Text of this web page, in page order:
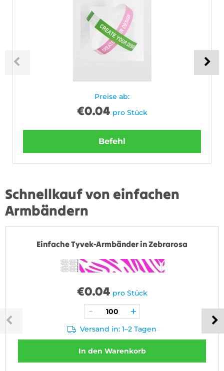
Preise ab:
€0.04 pro Stück
Befehl
Schnellkauf von einfachen
Armbändern
Einfache Tyvek-Armbänder in Zebrarosa
€0.04 pro Stück
Versand in: 1–2 Tagen
In den Warenkorb